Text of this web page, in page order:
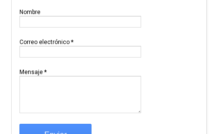
Nombre
Correo electrónico *
Mensaje *